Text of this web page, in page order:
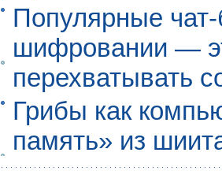
Популярные
шифровании —
перехватывать
Грибы как
память» из